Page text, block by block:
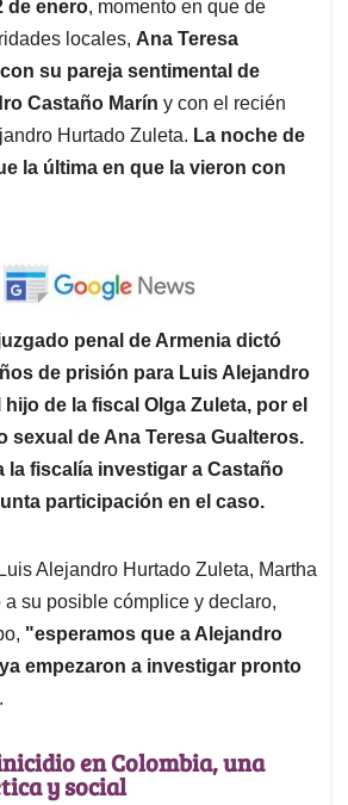
de enero, momento en que de
locales, Ana Teresa
su pareja sentimental de
Castaño Marín y con el recién
Hurtado Zuleta. La noche de
la última en que la vieron con
penal de Armenia dictó
de prisión para Luis Alejandro
de la fiscal Olga Zuleta, por el
sexual de Ana Teresa Gualteros.
la fiscalía investigar a Castaño
participación en el caso.
Alejandro Hurtado Zuleta, Martha
su posible cómplice y declaro,
"esperamos que a Alejandro
empezaron a investigar pronto
.
en Colombia, una
y social